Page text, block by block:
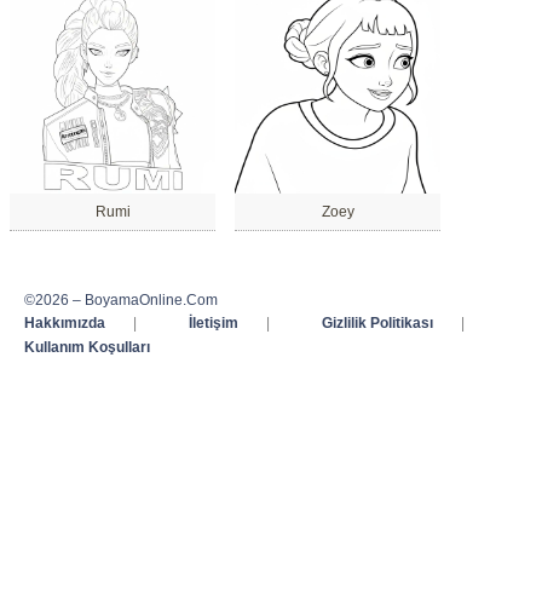
Rumi Zoey
©2026 – BoyamaOnline.Com
Hakkımızda
İletişim Gizlilik Politikası
Kullanım Koşulları